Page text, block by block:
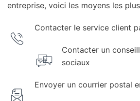
entreprise, voici les moyens les
Contacter le service client
Contacter un
sociaux
Envoyer un courrier postal